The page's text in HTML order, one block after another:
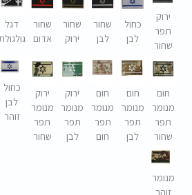
ירוק
תפר
שחור
כחול
לבן
שחור
לבן
שחור
ירוק
שחור
אדום
דגל
חום
מנומר
תפר
שחור
חום
מנומר
תפר
לבן
חום
מנומר
תפר
חום
ירוק
מנומר
תפר
לבן
ירוק
מנומר
תפר
שחור
כחול
לבן
זוהר
מנומר
זוהר